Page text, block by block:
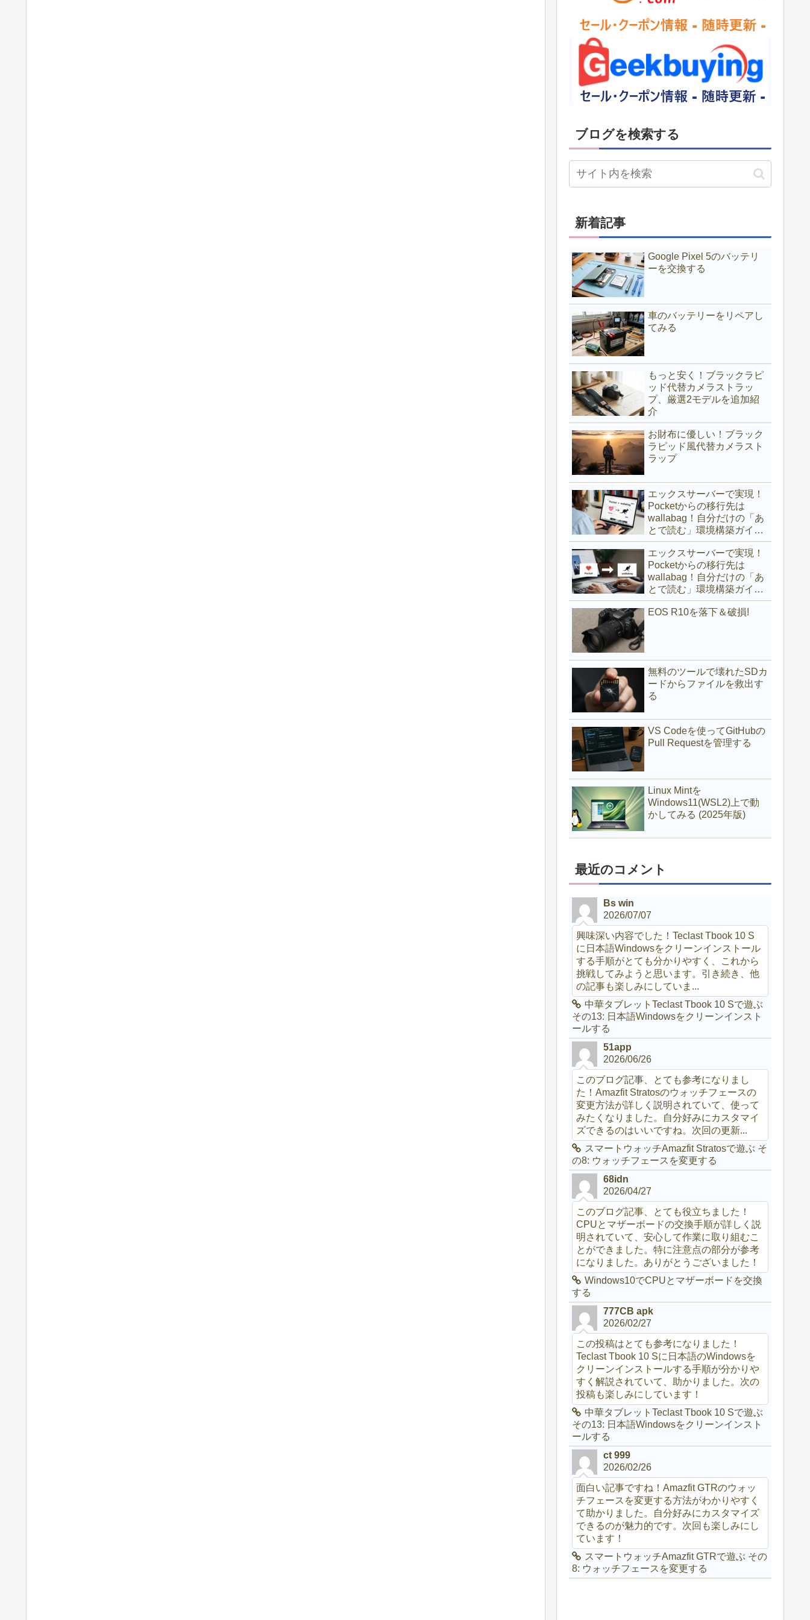
ブログを検索する
新着記事
Google Pixel 5のバッテリ
ーを交換する
車のバッテリーをリペアし
てみる
もっと安く！ブラックラピ
ッド代替カメラストラッ
プ、厳選2モデルを追加紹
介
お財布に優しい！ブラック
ラピッド風代替カメラスト
ラップ
エックスサーバーで実現！
Pocketからの移行先は
wallabag！自分だけの「あ
とで読む」環境構築ガイド
(サブディレクトリ編)
エックスサーバーで実現！
Pocketからの移行先は
wallabag！自分だけの「あ
とで読む」環境構築ガイド
(サブドメイン編)
EOS R10を落下＆破損!
無料のツールで壊れたSDカ
ードからファイルを救出す
る
VS Codeを使ってGitHubの
Pull Requestを管理する
Linux Mintを
Windows11(WSL2)上で動
かしてみる (2025年版)
最近のコメント
Bs win
2026/07/07
興味深い内容でした！Teclast Tbook 10 S
に日本語Windowsをクリーンインストール
する手順がとても分かりやすく、これから
挑戦してみようと思います。引き続き、他
の記事も楽しみにしていま...
中華タブレットTeclast Tbook 10 Sで遊ぶ
その13: 日本語Windowsをクリーンインスト
ールする
51app
2026/06/26
このブログ記事、とても参考になりまし
た！Amazfit Stratosのウォッチフェースの
変更方法が詳しく説明されていて、使って
みたくなりました。自分好みにカスタマイ
ズできるのはいいですね。次回の更新...
スマートウォッチAmazfit Stratosで遊ぶ そ
の8: ウォッチフェースを変更する
68idn
2026/04/27
このブログ記事、とても役立ちました！
CPUとマザーボードの交換手順が詳しく説
明されていて、安心して作業に取り組むこ
とができました。特に注意点の部分が参考
になりました。ありがとうございました！
Windows10でCPUとマザーボードを交換
する
777CB apk
2026/02/27
この投稿はとても参考になりました！
Teclast Tbook 10 Sに日本語のWindowsを
クリーンインストールする手順が分かりや
すく解説されていて、助かりました。次の
投稿も楽しみにしています！
中華タブレットTeclast Tbook 10 Sで遊ぶ
その13: 日本語Windowsをクリーンインスト
ールする
ct 999
2026/02/26
面白い記事ですね！Amazfit GTRのウォッ
チフェースを変更する方法がわかりやすく
て助かりました。自分好みにカスタマイズ
できるのが魅力的です。次回も楽しみにし
ています！
スマートウォッチAmazfit GTRで遊ぶ その
8: ウォッチフェースを変更する